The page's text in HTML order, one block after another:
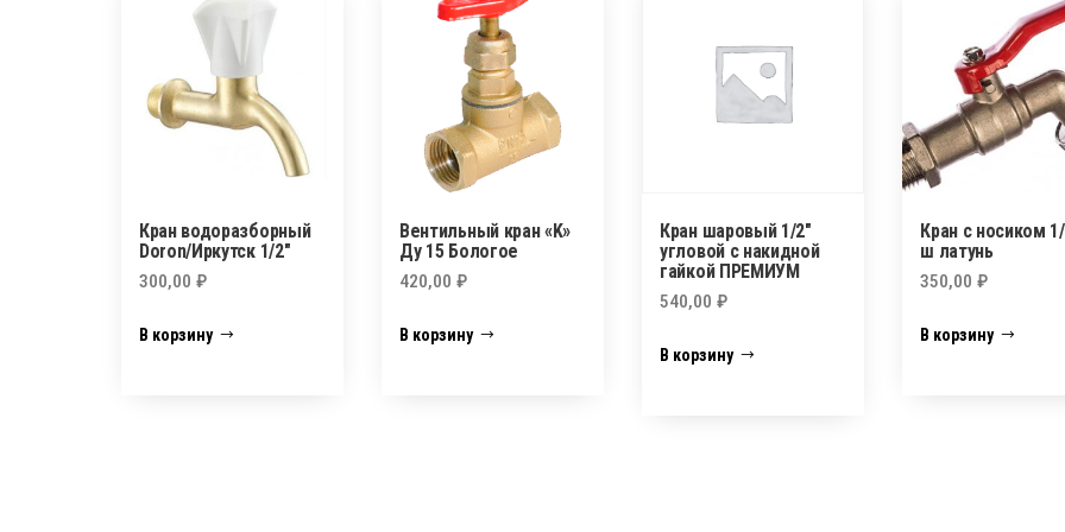
Кран водоразборный
Doron/Иркутск 1/2″
300,00 ₽
В корзину
Вентильный кран «K»
Ду 15 Бологое
420,00₽
В корзину
Кран шаровый 1/2″
угловой с накидной
гайкой ПРЕМИУМ
540,00₽
В корзину
Кран с носиком
ш латунь
350,00₽
В корзину